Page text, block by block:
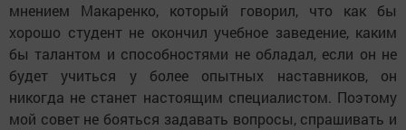
мнением Макаренко, который говорил, что как бы
хорошо студент не окончил учебное заведение, каким
бы талантом и способностями не обладал, если он не
будет учиться у более опытных наставников, он
никогда не станет настоящим специалистом. Поэтому
мой совет не бояться задавать вопросы, спрашивать и